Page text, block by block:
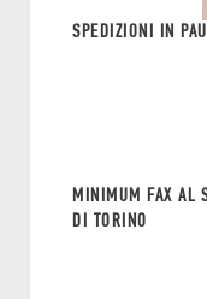
SPEDIZIONI IN
MINIMUM FAX AL
DI TORINO